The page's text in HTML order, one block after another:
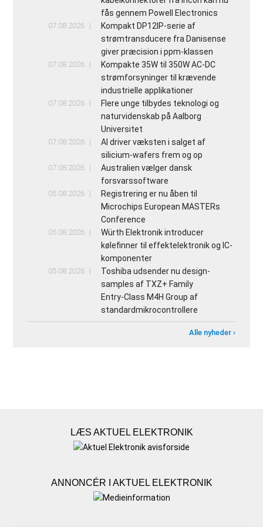
fås gennem Powell Electronics
07.08.2026
Kompakt DP12IP-serie af
strømtransducere fra Danisense
giver præcision i ppm-klassen
07.08.2026
Kompakte 35W til 350W AC-DC
strømforsyninger til krævende
industrielle applikationer
07.08.2026
Flere unge tilbydes teknologi og
naturvidenskab på Aalborg
Universitet
07.08.2026
AI driver væksten i salget af
silicium-wafers frem og op
07.08.2026
Australien vælger dansk
forsvarssoftware
05.08.2026
Registrering er nu åben til
Microchips European MASTERs
Conference
05.08.2026
Würth Elektronik introducer
kølefinner til effektelektronik og IC-
komponenter
05.08.2026
Toshiba udsender nu design-
samples af TXZ+ Family
Entry‑Class M4H Group af
standardmikrocontrollere
Alle nyheder ›
LÆS AKTUEL ELEKTRONIK
ANNONCÉR I AKTUEL ELEKTRONIK